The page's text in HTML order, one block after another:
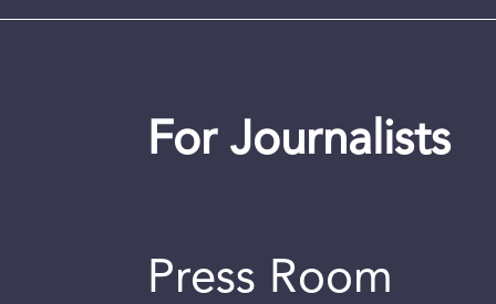
For Journalists
Press Room